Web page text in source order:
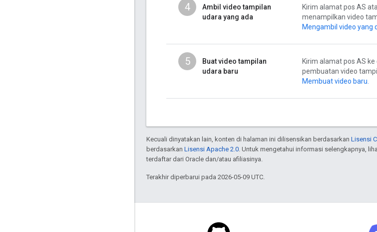
4
Ambil video tampilan
udara yang ada
Kirim alamat pos AS
menampilkan video
Mengambil video yang
5
Buat video tampilan
udara baru
Kirim alamat pos AS
pembuatan video
Membuat video baru.
Kecuali dinyatakan lain, konten di halaman ini dilisensikan berdasarkan Lisensi
berdasarkan Lisensi Apache 2.0 . Untuk mengetahui informasi selengkapnya,
terdaftar dari Oracle dan/atau afiliasinya.
Terakhir diperbarui pada 2026-05-09 UTC.